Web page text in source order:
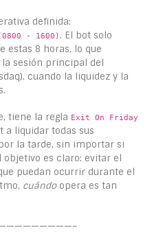
definida:
- 1600). El bot solo
estas 8 horas, lo que
sesión principal del
cuando la liquidez y la
tiene la regla Exit On Friday
a liquidar todas sus
la tarde, sin importar si
objetivo es claro: evitar el
puedan ocurrir durante el
cuándoopera es tan